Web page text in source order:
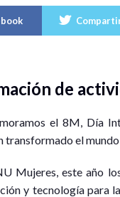
de
el 8M, Día
transformado el
Mujeres, este año
y tecnología para